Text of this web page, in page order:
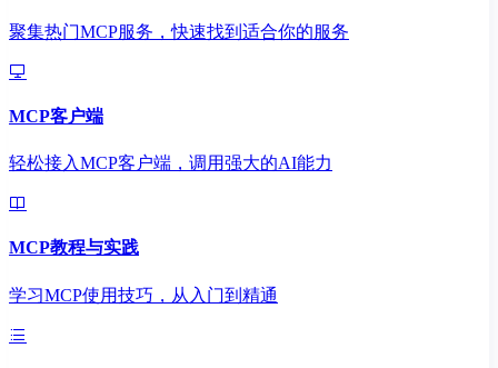
聚集热门MCP服务，快速找到适合你的服务
MCP客户端
轻松接入MCP客户端，调用强大的AI能力
MCP教程与实践
学习MCP使用技巧，从入门到精通